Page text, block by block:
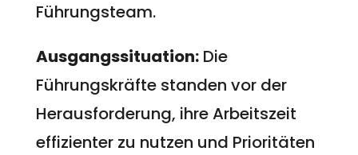
Führungsteam.
Ausgangssituation:Die
Führungskräfte standen vor der
Herausforderung, ihre Arbeitszeit
effizienter zu nutzen und Prioritäten